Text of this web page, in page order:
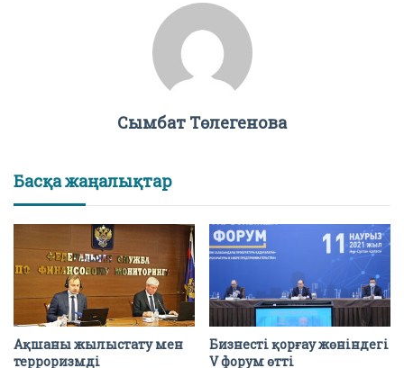
Сымбат Төлегенова
Басқа жаңалықтар
Ақшаны жылыстату мен
терроризмді
Бизнесті қорғау жөніндегі
V форум өтті